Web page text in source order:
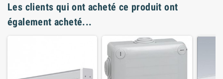
Les clients qui ont acheté ce produit ont
également acheté...